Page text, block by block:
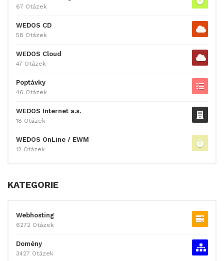
67 Otázek
WEDOS CD
58 Otázek
WEDOS Cloud
47 Otázek
Poptávky
46 Otázek
WEDOS Internet a.s.
18 Otázek
WEDOS OnLine / EWM
12 Otázek
KATEGORIE
Webhosting
6272 Otázek
Domény
3427 Otázek